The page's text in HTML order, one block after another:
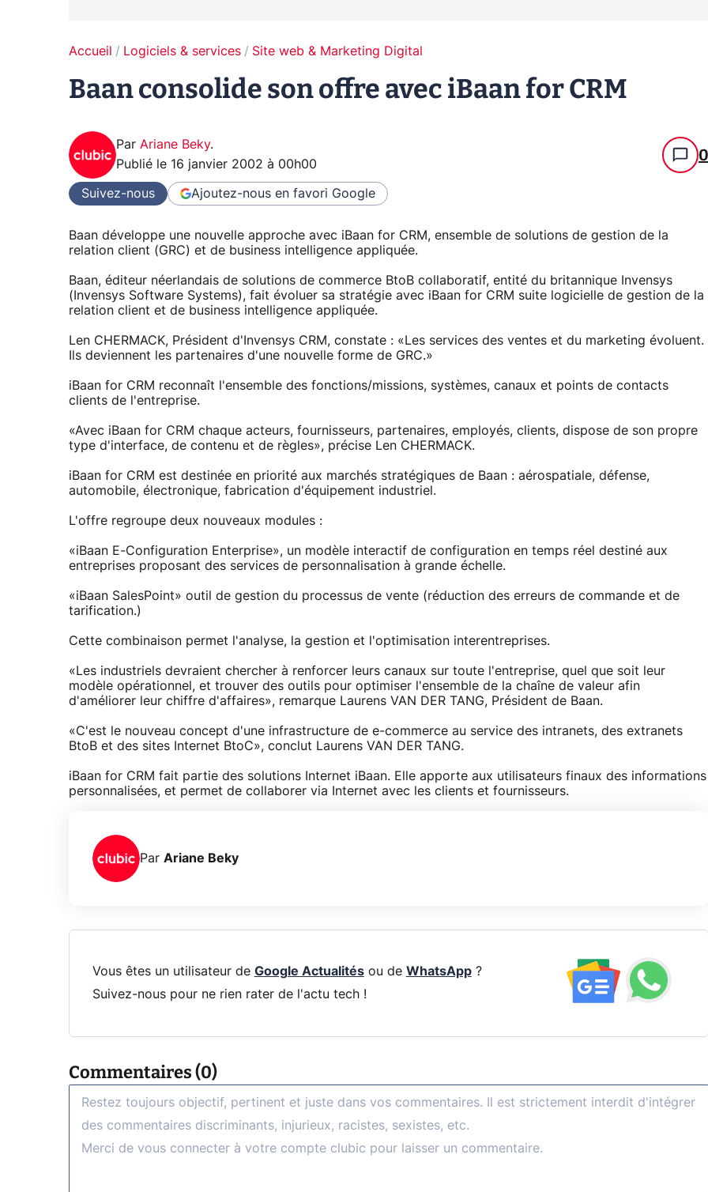
Accueil Logiciels & services Site web & Marketing Digital
Baan consolide son offre avec iBaan for CRM
Par Ariane Beky.
Publié le 16 janvier 2002 à 00h00 0
Suivez-nous Ajoutez-nous en favori Google
Baan développe une nouvelle approche avec iBaan for CRM, ensemble de solutions de gestion de la
relation client (GRC) et de business intelligence appliquée.
Baan, éditeur néerlandais de solutions de commerce BtoB collaboratif, entité du britannique Invensys
(Invensys Software Systems), fait évoluer sa stratégie avec iBaan for CRM suite logicielle de gestion de la
relation client et de business intelligence appliquée.
Len CHERMACK, Président d'Invensys CRM, constate : «Les services des ventes et du marketing évoluent.
Ils deviennent les partenaires d'une nouvelle forme de GRC.»
iBaan for CRM reconnaît l'ensemble des fonctions/missions, systèmes, canaux et points de contacts
clients de l'entreprise.
«Avec iBaan for CRM chaque acteurs, fournisseurs, partenaires, employés, clients, dispose de son propre
type d'interface, de contenu et de règles», précise Len CHERMACK.
iBaan for CRM est destinée en priorité aux marchés stratégiques de Baan : aérospatiale, défense,
automobile, électronique, fabrication d'équipement industriel.
L'offre regroupe deux nouveaux modules :
«iBaan E-Configuration Enterprise», un modèle interactif de configuration en temps réel destiné aux
entreprises proposant des services de personnalisation à grande échelle.
«iBaan SalesPoint» outil de gestion du processus de vente (réduction des erreurs de commande et de
tarification.)
Cette combinaison permet l'analyse, la gestion et l'optimisation interentreprises.
«Les industriels devraient chercher à renforcer leurs canaux sur toute l'entreprise, quel que soit leur
modèle opérationnel, et trouver des outils pour optimiser l'ensemble de la chaîne de valeur afin
d'améliorer leur chiffre d'affaires», remarque Laurens VAN DER TANG, Président de Baan.
«C'est le nouveau concept d'une infrastructure de e-commerce au service des intranets, des extranets
BtoB et des sites Internet BtoC», conclut Laurens VAN DER TANG.
iBaan for CRM fait partie des solutions Internet iBaan. Elle apporte aux utilisateurs finaux des informations
personnalisées, et permet de collaborer via Internet avec les clients et fournisseurs.
Par Ariane Beky
Vous êtes un utilisateur de Google Actualitésou de WhatsApp?
Suivez-nous pour ne rien rater de l'actu tech !
Commentaires (0)